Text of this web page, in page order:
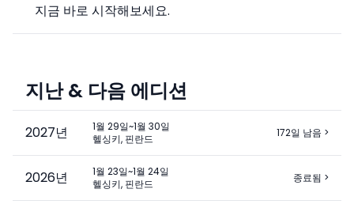
지금 바로 시작해보세요.
지난 & 다음 에디션
2027년
1월 29일~1월 30일
헬싱키, 핀란드
172일 남음 >
2026년
1월 23일~1월 24일
헬싱키, 핀란드
종료됨 >